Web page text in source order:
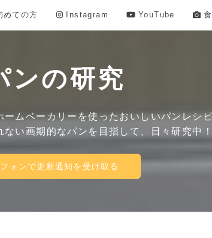
めての方 Instagram YouTube 食
ンの研究
ムベーカリーを使ったおいしいパンレシ
い画期的なパンを目指して、日々研究中！
ォンで更新通知を受け取る